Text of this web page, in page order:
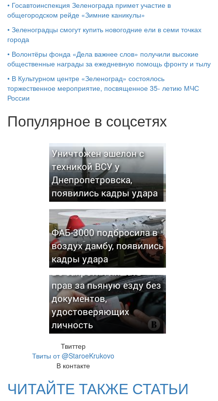
• Госавтоинспекция Зеленограда примет участие в
общегородском рейде «Зимние каникулы»
• Зеленоградцы смогут купить новогодние ели в семи точках
города
• Волонтёры фонда «Дела важнее слов» получили высокие
общественные награды за ежедневную помощь фронту и тылу
• В Культурном центре «Зеленоград» состоялось
торжественное мероприятие, посвященное 35- летию МЧС
России
Популярное в соцсетях
Уничтожен эшелон с
техникой ВСУ у
Днепропетровска,
появились кадры удара
ФАБ-3000 подбросила в
воздух дамбу, появились
кадры удара
ВС запретил лишать
прав за пьяную езду без
документов,
удостоверяющих
личность
Твиттер
Твиты от @StaroeKrukovo
В контакте
ЧИТАЙТЕ ТАКЖЕ СТАТЬИ